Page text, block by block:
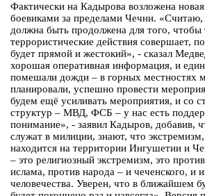
Фактически на Кадырова возложена
боевиками за пределами Чечни. «Считаю,
должна быть продолжена для того, чтобы
террористические действия совершает,
будет прямой и жестокий», - сказал
хорошая оперативная информация, и
помешали дожди – в горных местностях
планировали, успешно провести
будем ещё усиливать мероприятия, и со
структур – МВД, ФСБ – у нас есть
понимание», - заявил Кадыров, добавив,
служат в милиции, знают, что
находится на территории Ингушетии и
– это религиозный экстремизм, это
ислама, против народа – и чеченского, и
человечества. Уверен, что в ближайшем